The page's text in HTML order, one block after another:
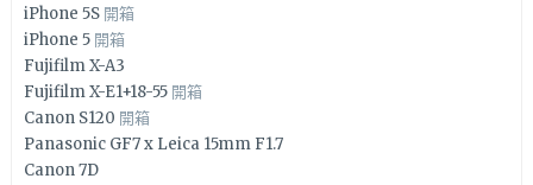
iPhone 5S 開箱
iPhone 5 開箱
Fujifilm X-A3
Fujifilm X-E1+18-55 開箱
Canon S120 開箱
Panasonic GF7 x Leica 15mm F1.7
Canon 7D